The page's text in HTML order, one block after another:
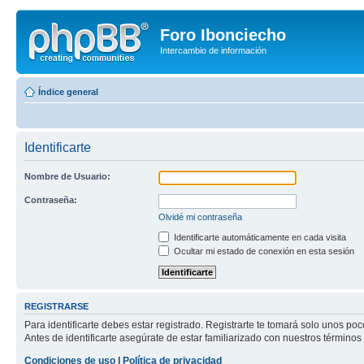
Foro Ibonciecho
Intercambio de información
Índice general
Identificarte
Nombre de Usuario:
Contraseña:
Olvidé mi contraseña
Identificarte automáticamente en cada visita
Ocultar mi estado de conexión en esta sesión
REGISTRARSE
Para identificarte debes estar registrado. Registrarte te tomará solo unos
Antes de identificarte asegúrate de estar familiarizado con nuestros
Condiciones de uso
Política de privacidad